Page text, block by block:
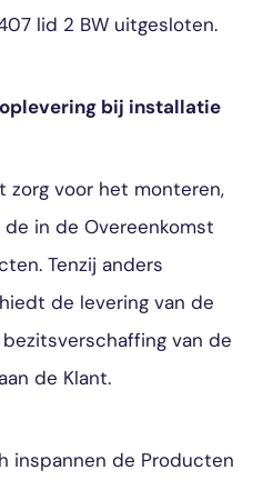
lid 2 BW uitgesloten.
bij installatie
zorg voor het monteren,
in de Overeenkomst
Tenzij anders
de levering van de
van de
de Klant.
inspannen de Producten